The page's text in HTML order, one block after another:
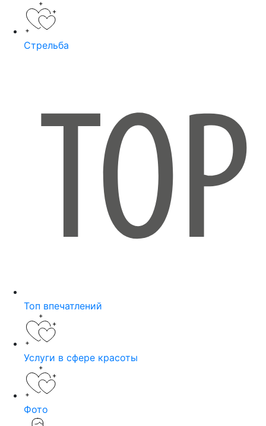
Стрельба
Топ впечатлений
Услуги в сфере красоты
Фото